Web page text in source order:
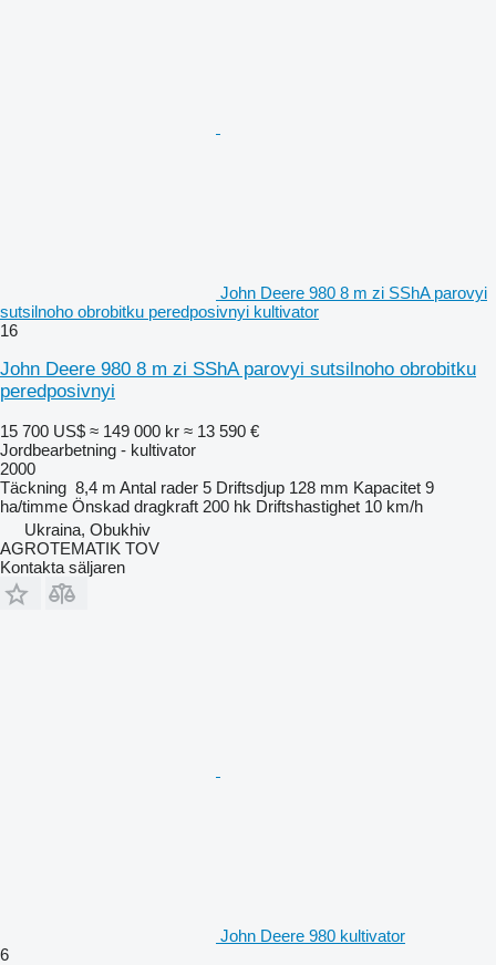
John Deere 980 8 m zi SShA parovyi
sutsilnoho obrobitku peredposivnyi kultivator
16
John Deere 980 8 m zi SShA parovyi sutsilnoho obrobitku
peredposivnyi
15 700 US$ ≈ 149 000 kr ≈ 13 590 €
Jordbearbetning - kultivator
2000
Täckning 8,4 m Antal rader 5 Driftsdjup 128 mm Kapacitet 9
ha/timme Önskad dragkraft 200 hk Driftshastighet 10 km/h
Ukraina, Obukhiv
AGROTEMATIK TOV
Kontakta säljaren
John Deere 980 kultivator
6